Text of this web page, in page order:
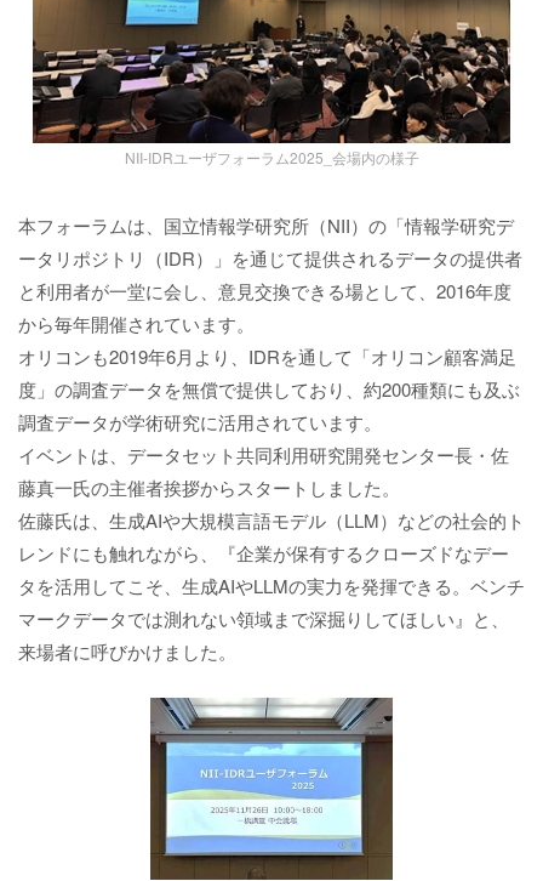
NII-IDRユーザフォーラム2025_会場内の様子
本フォーラムは、国立情報学研究所（NII）の「情報学研究デ
ータリポジトリ（IDR）」を通じて提供されるデータの提供者
と利用者が一堂に会し、意見交換できる場として、2016年度
から毎年開催されています。
オリコンも2019年6月より、IDRを通して「オリコン顧客満足
度」の調査データを無償で提供しており、約200種類にも及ぶ
調査データが学術研究に活用されています。
イベントは、データセット共同利用研究開発センター長・佐
藤真一氏の主催者挨拶からスタートしました。
佐藤氏は、生成AIや大規模言語モデル（LLM）などの社会的ト
レンドにも触れながら、『企業が保有するクローズドなデー
タを活用してこそ、生成AIやLLMの実力を発揮できる。ベンチ
マークデータでは測れない領域まで深掘りしてほしい』と、
来場者に呼びかけました。